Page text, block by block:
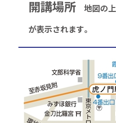
開講場所 地図の上
が表示されます。